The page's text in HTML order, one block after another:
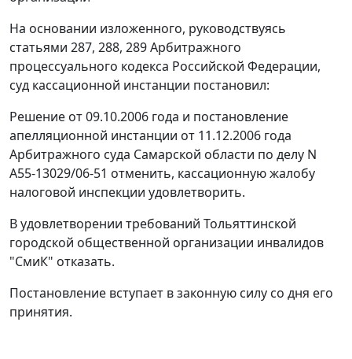
На основании изложенного, руководствуясь
статьями 287, 288, 289Арбитражного
процессуального кодекса Российской Федерации,
суд кассационной инстанции постановил:
Решение от 09.10.2006 года и постановление
апелляционной инстанции от 11.12.2006 года
Арбитражного суда Самарской области по делу N
А55-13029/06-51 отменить, кассационную жалобу
налоговой инспекции удовлетворить.
В удовлетворении требований Тольяттинской
городской общественной организации инвалидов
"СмиК" отказать.
Постановление вступает в законную силу со дня его
принятия.